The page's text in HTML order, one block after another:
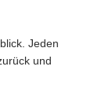
Jeden
und